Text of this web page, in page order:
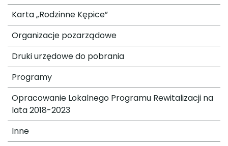
Karta „Rodzinne Kępice”
Organizacje pozarządowe
Druki urzędowe do pobrania
Programy
Opracowanie Lokalnego Programu Rewitalizacji na
lata 2018-2023
Inne